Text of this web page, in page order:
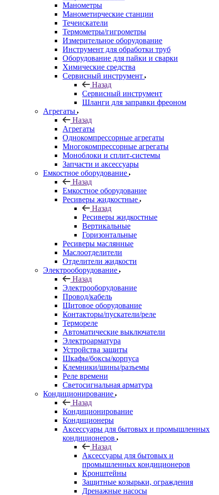
Манометры
Манометирческие станции
Течеискатели
Термометры/гигрометры
Измерительное оборудование
Инструмент для обработки труб
Оборудование для пайки и сварки
Химические средства
Сервисный инструмент
Назад
Сервисный инструмент
Шланги для заправки фреоном
Агрегаты
Назад
Агрегаты
Однокомпрессорные агрегаты
Многокомпрессорные агрегаты
Моноблоки и сплит-системы
Запчасти и аксессуары
Емкостное оборудование
Назад
Емкостное оборудование
Ресиверы жидкостные
Назад
Ресиверы жидкостные
Вертикальные
Горизонтальные
Ресиверы маслянные
Маслоотделители
Отделители жидкости
Электрооборудование
Назад
Электрооборудование
Провод/кабель
Щитовое оборудование
Контакторы/пускатели/реле
Термореле
Автоматические выключатели
Электроарматура
Устройства защиты
Шкафы/боксы/корпуса
Клемники/шины/разъемы
Реле времени
Светосигнальная арматура
Кондиционирование
Назад
Кондиционирование
Кондиционеры
Аксессуары для бытовых и промышленных
кондиционеров
Назад
Аксессуары для бытовых и
промышленных кондиционеров
Кронштейны
Защитные козырьки, ограждения
Дренажные насосы